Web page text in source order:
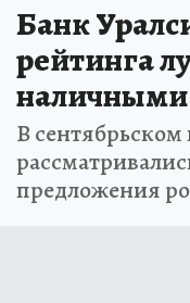
Банк
рейтинга
наличными
В
предложения